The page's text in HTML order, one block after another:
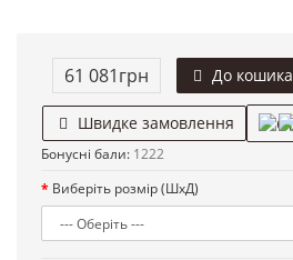
61 081грн До кошика
Швидке замовлення
Бонусні бали: 1222
Виберіть розмір (ШхД)